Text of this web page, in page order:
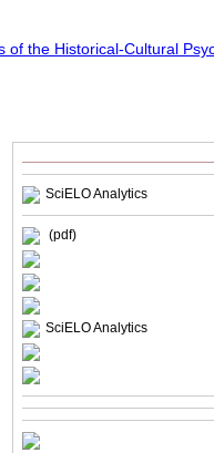
SciELO Analytics
(pdf)
SciELO Analytics